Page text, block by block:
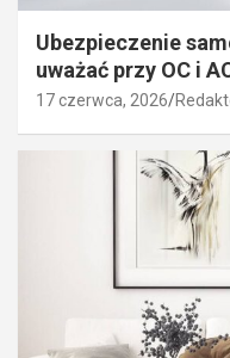
Ubezpieczenie
uważać przy OC i
17 czerwca, 2026